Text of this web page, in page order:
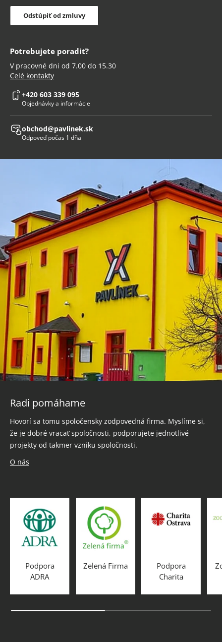
Odstúpiť od zmluvy
Potrebujete poradiť?
V pracovné dni od 7.00 do 15.30
Celé kontakty
+420 603 339 095
Objednávky a informácie
obchod@pavlinek.sk
Odpoveď počas 1 dňa
Radi pomáhame
Hovorí sa tomu spoločensky zodpovedná firma. Myslíme si,
že je dobré vracať spoločnosti, podporujete jednotlivé
projekty od takmer vzniku spoločnosti.
O nás
Podpora
ADRA
Zelená Firma
Podpora
Charita